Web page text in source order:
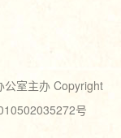
公室主办 Copyright
号